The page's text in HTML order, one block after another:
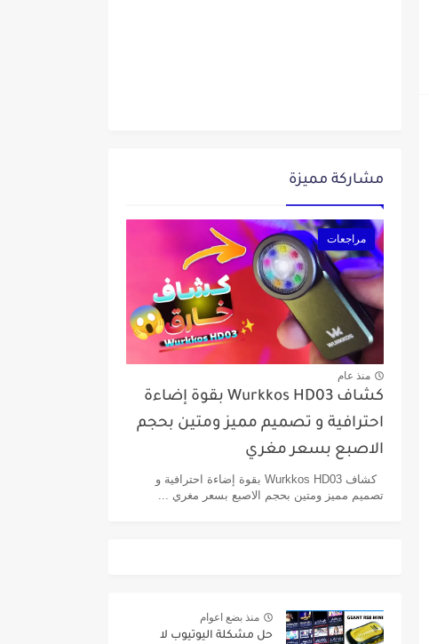
مشاركة مميزة
مراجعات
منذ عام
كشاف Wurkkos HD03 بقوة إضاءة
احترافية و تصميم مميز ومتين بحجم
الاصبع بسعر مغري
كشاف Wurkkos HD03 بقوة إضاءة احترافية و
تصميم مميز ومتين بحجم الاصبع بسعر مغري ...
منذ بضع اعوام
حل مشكلة اليوتيوب لا